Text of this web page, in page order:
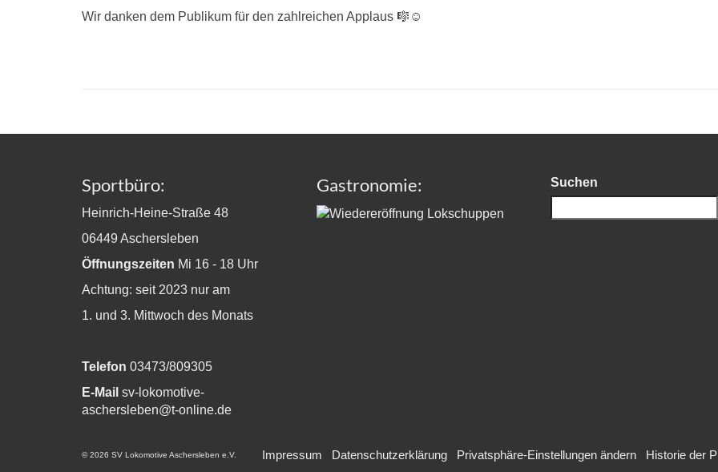
Wir danken dem Publikum für den zahlreichen Applaus 🎼☺️
Sportbüro:
Heinrich-Heine-Straße 48
06449 Aschersleben
Öffnungszeiten Mi 16 - 18 Uhr
Achtung: seit 2023 nur am
1. und 3. Mittwoch des Monats
Telefon 03473/809305
E-Mail sv-lokomotive-
aschersleben@t-online.de
Gastronomie: Suchen
Impressum Datenschutzerklärung Privatsphäre-Einstellungen ändern Historie der
© 2026 SV Lokomotive Aschersleben e.V.